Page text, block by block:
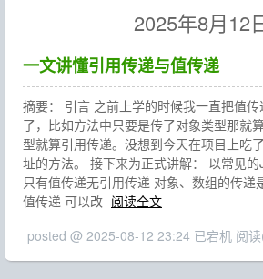
2025年8月12
一文讲懂引用传递与值传递
摘要： 引言 之前上学的时候我一直把值
了，比如方法中只要是传了对象类型那就
型就算引用传递。没想到今天在项目上吃
址的方法。 接下来为正式讲解： 以常见
只有值传递无引用传递 对象、数组的传递
值传递 可以改 阅读全文
posted @ 2025-08-12 23:24 已宕机 阅